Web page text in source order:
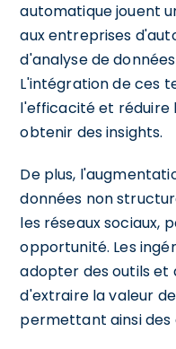
automatique jouent
aux entreprises
d'analyse de
L'intégration de ces
l'efficacité et réduire
obtenir des insights.
De plus,
données non
les réseaux sociaux,
opportunité. Les
adopter des outils et
d'extraire la valeur
permettant ainsi des